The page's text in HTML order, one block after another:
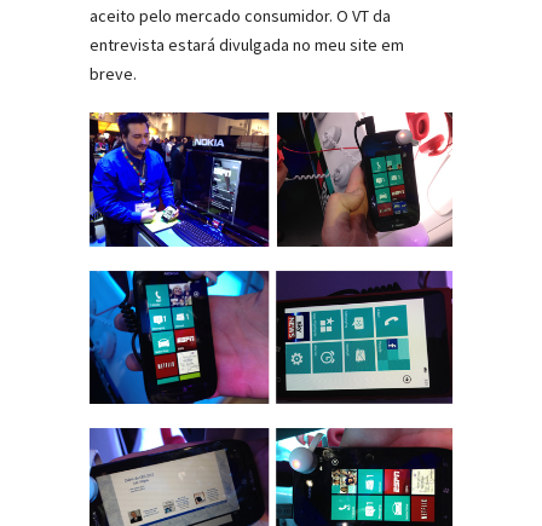
aceito pelo mercado consumidor. O VT da
entrevista estará divulgada no meu site em
breve.